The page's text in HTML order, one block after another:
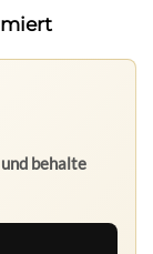
behalte